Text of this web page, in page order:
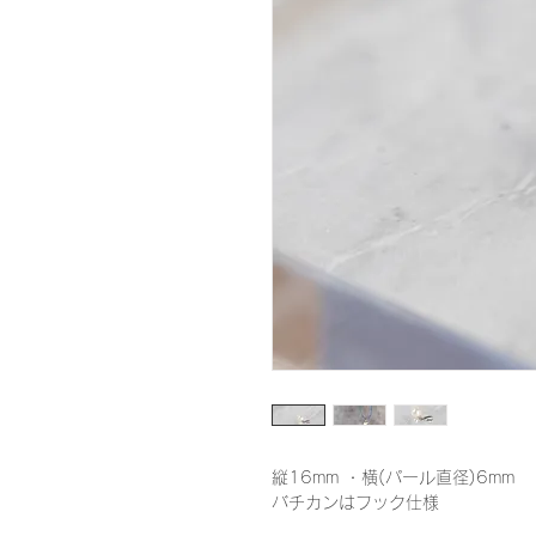
縦16mm ・横(パール直径)6mm
バチカンはフック仕様